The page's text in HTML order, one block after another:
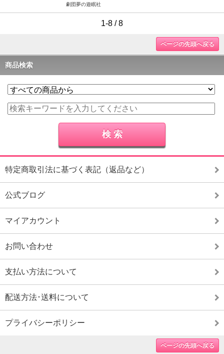
劇団夢の遊眠社
1-8 / 8
ページの先頭へ戻る
商品検索
特定商取引法に基づく表記（返品など）
公式ブログ
マイアカウント
お問い合わせ
支払い方法について
配送方法･送料について
プライバシーポリシー
ページの先頭へ戻る